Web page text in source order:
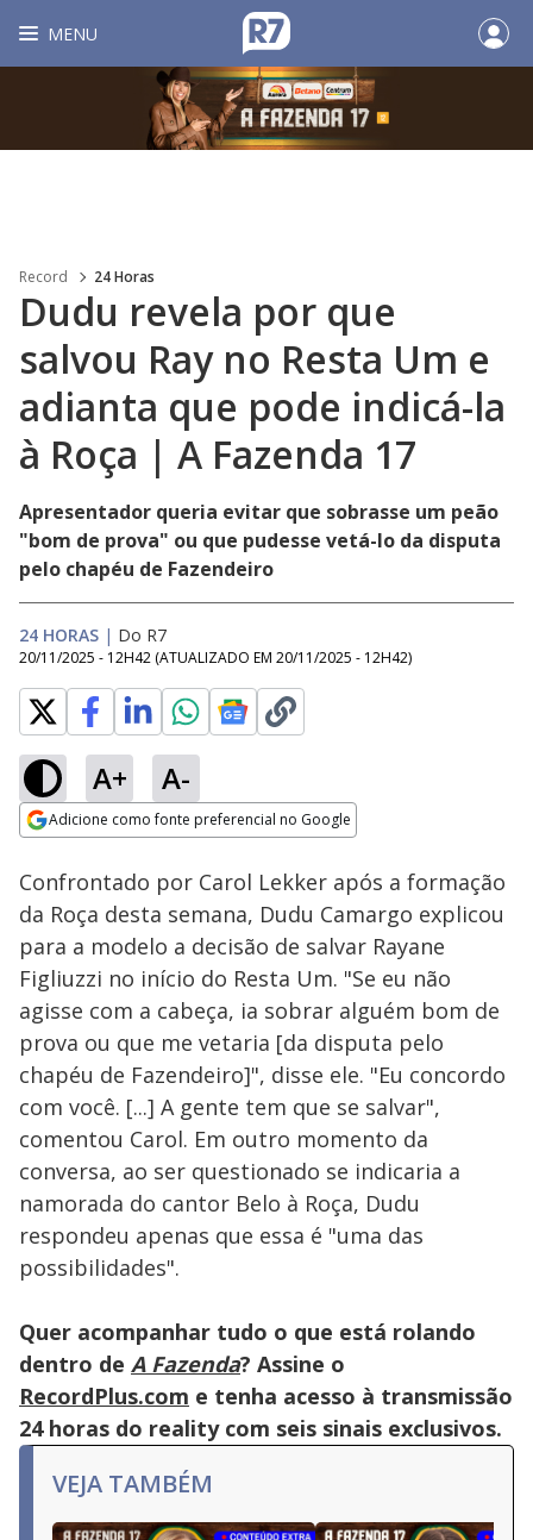
MENU
Record 24 Horas
Dudu revela por que
salvou Ray no Resta Um e
adianta que pode indicá-la
à Roça | A Fazenda 17
Apresentador queria evitar que sobrasse um peão
"bom de prova" ou que pudesse vetá-lo da disputa
pelo chapéu de Fazendeiro
24 HORAS | Do R7
20/11/2025 - 12H42 (ATUALIZADO EM 20/11/2025 - 12H42)
A+ A-
Adicione como fonte preferencial no Google
Ativar
Loaded
30.38%
Confrontado por Carol Lekker após a formação
da Roça desta semana, Dudu Camargo explicou
para a modelo a decisão de salvar Rayane
Figliuzzi no início do Resta Um. "Se eu não
agisse com a cabeça, ia sobrar alguém bom de
prova ou que me vetaria [da disputa pelo
chapéu de Fazendeiro]", disse ele. "Eu concordo
com você. [...] A gente tem que se salvar",
comentou Carol. Em outro momento da
conversa, ao ser questionado se indicaria a
namorada do cantor Belo à Roça, Dudu
respondeu apenas que essa é "uma das
possibilidades".
Quer acompanhar tudo o que está rolando
dentro de A Fazenda? Assine o
RecordPlus.com e tenha acesso à transmissão
24 horas do reality com seis sinais exclusivos.
VEJA TAMBÉM